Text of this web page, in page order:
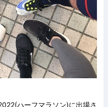
ハーフマラソン)に出場さ